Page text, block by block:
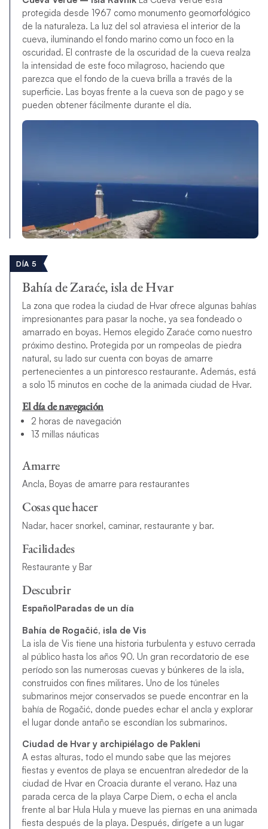
protegida desde 1967 como monumento geomorfológico
de la naturaleza. La luz del sol atraviesa el interior de la
cueva, iluminando el fondo marino como un foco en la
oscuridad. El contraste de la oscuridad de la cueva realza
la intensidad de este foco milagroso, haciendo que
parezca que el fondo de la cueva brilla a través de la
superficie. Las boyas frente a la cueva son de pago y se
pueden obtener fácilmente durante el día.
DÍA 5
Bahía de Zaraće, isla de Hvar
La zona que rodea la ciudad de Hvar ofrece algunas bahías
impresionantes para pasar la noche, ya sea fondeado o
amarrado en boyas. Hemos elegido Zaraće como nuestro
próximo destino. Protegida por un rompeolas de piedra
natural, su lado sur cuenta con boyas de amarre
pertenecientes a un pintoresco restaurante. Además, está
a solo 15 minutos en coche de la animada ciudad de Hvar.
El día de navegación
2 horas de navegación
13 millas náuticas
Amarre
Ancla, Boyas de amarre para restaurantes
Cosas que hacer
Nadar, hacer snorkel, caminar, restaurante y bar.
Facilidades
Restaurante y Bar
Descubrir
EspañolParadas de un día
Bahía de Rogačić, isla de Vis
La isla de Vis tiene una historia turbulenta y estuvo cerrada
al público hasta los años 90. Un gran recordatorio de ese
período son las numerosas cuevas y búnkeres de la isla,
construidos con fines militares. Uno de los túneles
submarinos mejor conservados se puede encontrar en la
bahía de Rogačić, donde puedes echar el ancla y explorar
el lugar donde antaño se escondían los submarinos.
Ciudad de Hvar y archipiélago de Pakleni
A estas alturas, todo el mundo sabe que las mejores
fiestas y eventos de playa se encuentran alrededor de la
ciudad de Hvar en Croacia durante el verano. Haz una
parada cerca de la playa Carpe Diem, o echa el ancla
frente al bar Hula Hula y mueve las piernas en una animada
fiesta después de la playa. Después, dirígete a un lugar